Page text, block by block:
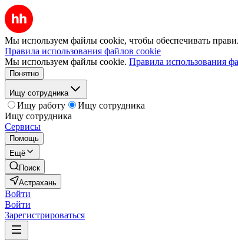
Мы используем файлы cookie, чтобы обеспечивать
Правила использования файлов cookie
Мы используем файлы cookie. Правила использования
Понятно
Ищу сотрудника
Ищу работу
Ищу сотрудника
Ищу сотрудника
Сервисы
Помощь
Ещё
Поиск
Астрахань
Войти
Войти
Зарегистрироваться